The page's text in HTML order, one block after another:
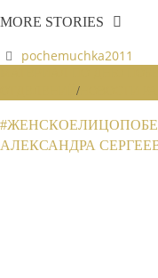
MORE STORIES
pochemuchka2011
/
АЛЕКСАНДРА